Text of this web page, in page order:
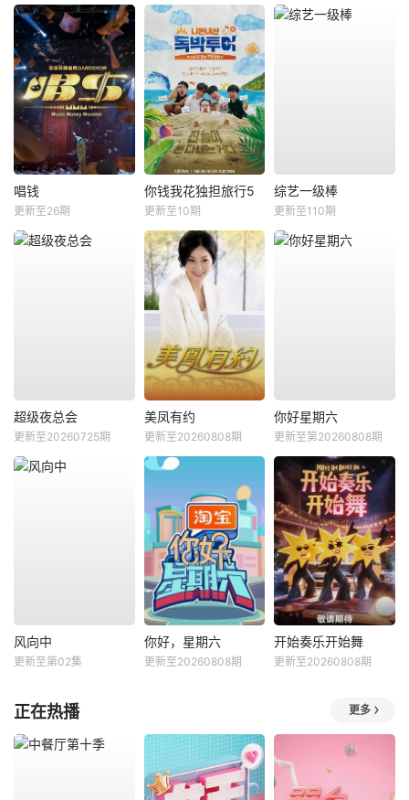
唱钱
更新至26期
你钱我花独担旅行5
更新至10期
综艺一级棒
更新至110期
超级夜总会
更新至20260725期
美凤有约
更新至20260808期
你好星期六
更新至第20260808期
风向中
更新至第02集
你好，星期六
更新至20260808期
开始奏乐开始舞
更新至20260808期
正在热播 更多